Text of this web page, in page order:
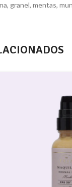
, granel,mentas,